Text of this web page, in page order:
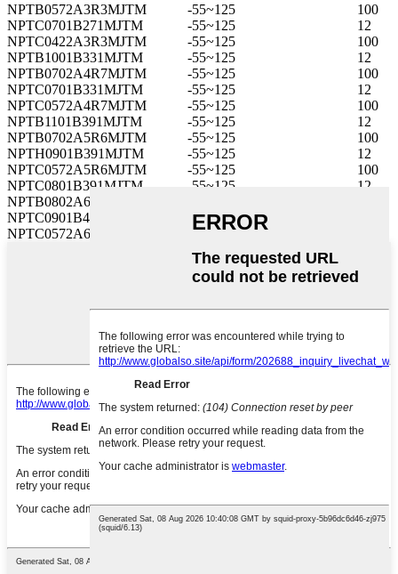
NPTB0572A3R3MJTM
-55~125
100
NPTC0701B271MJTM
-55~125
12
NPTC0422A3R3MJTM
-55~125
100
NPTB1001B331MJTM
-55~125
12
NPTB0702A4R7MJTM
-55~125
100
NPTC0701B331MJTM
-55~125
12
NPTC0572A4R7MJTM
-55~125
100
NPTB1101B391MJTM
-55~125
12
NPTB0702A5R6MJTM
-55~125
100
NPTH0901B391MJTM
-55~125
12
NPTC0572A5R6MJTM
-55~125
100
NPTC0801B391MJTM
-55~125
12
NPTB0802A6R8MJTM
NPTC0901B471MJTM
-55~125
NPTC0572A6R8MJTM
-55~125